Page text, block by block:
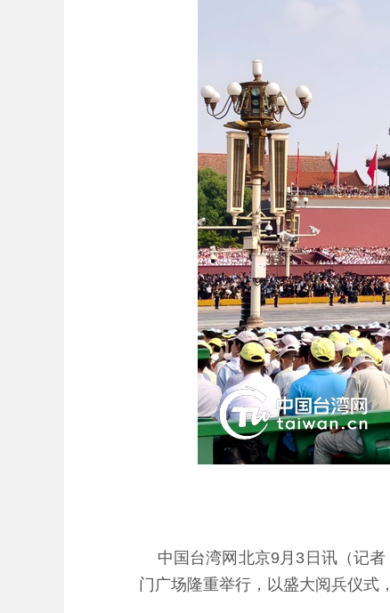
中国台湾网北京9月3日讯（记者
门广场隆重举行，以盛大阅兵仪式